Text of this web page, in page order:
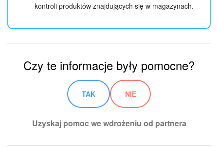
kontroli produktów znajdujących się w magazynach.
Czy te informacje były pomocne?
TAK NIE
Uzyskaj pomoc we wdrożeniu od partnera